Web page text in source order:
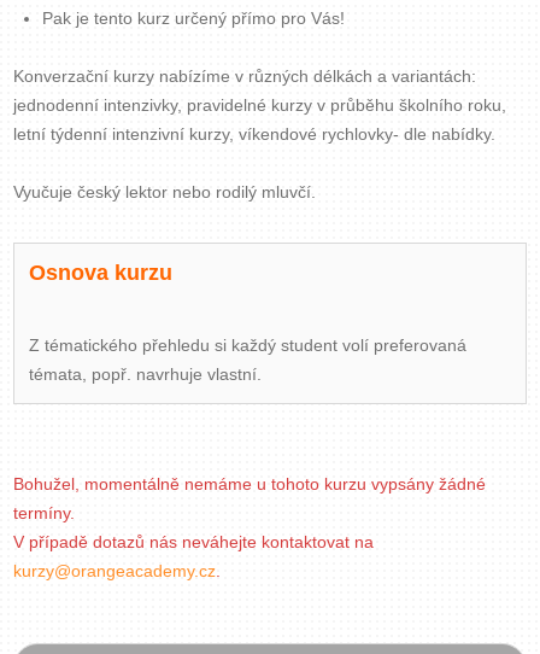
Pak je tento kurz určený přímo pro Vás!
Konverzační kurzy nabízíme v různých délkách a variantách:
jednodenní intenzivky, pravidelné kurzy v průběhu školního roku,
letní týdenní intenzivní kurzy, víkendové rychlovky- dle nabídky.
Vyučuje český lektor nebo rodilý mluvčí.
Osnova kurzu
Z tématického přehledu si každý student volí preferovaná
témata, popř. navrhuje vlastní.
Bohužel, momentálně nemáme u tohoto kurzu vypsány žádné
termíny.
V případě dotazů nás neváhejte kontaktovat na
kurzy@orangeacademy.cz